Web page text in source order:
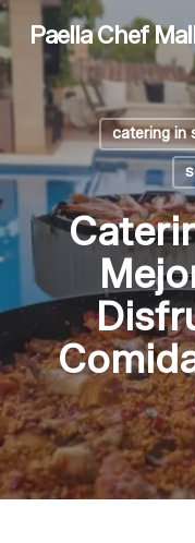
Skip
to
main
content
Paella Chef
catering in